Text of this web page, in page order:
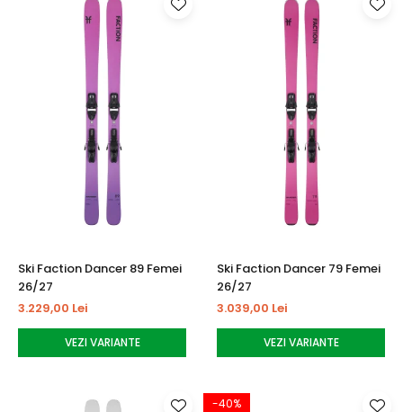
Ski Faction Dancer 89 Femei
26/27
3.229,00 Lei
VEZI VARIANTE
Ski Faction Dancer 79 Femei
26/27
3.039,00 Lei
VEZI VARIANTE
-40%